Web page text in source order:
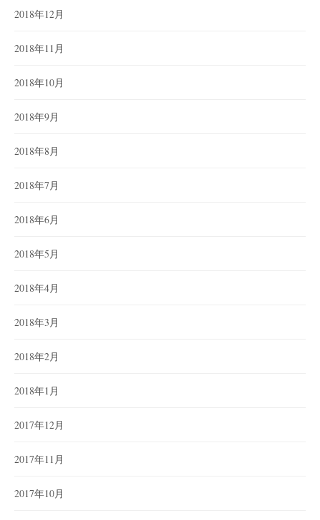
2018年12月
2018年11月
2018年10月
2018年9月
2018年8月
2018年7月
2018年6月
2018年5月
2018年4月
2018年3月
2018年2月
2018年1月
2017年12月
2017年11月
2017年10月